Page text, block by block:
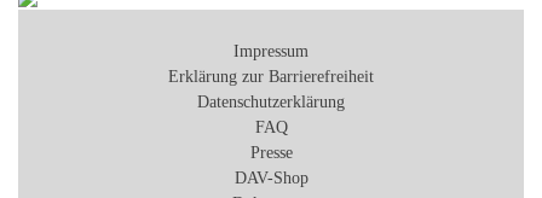
Impressum
Erklärung zur Barrierefreiheit
Datenschutzerklärung
FAQ
Presse
DAV-Shop